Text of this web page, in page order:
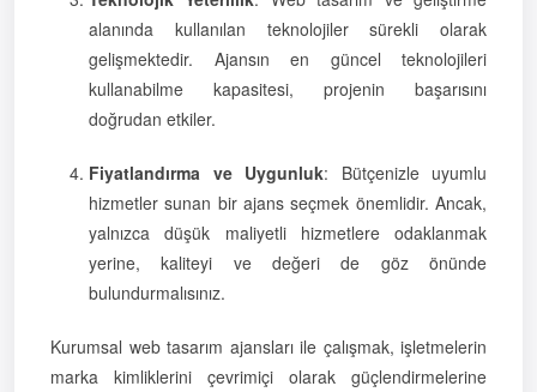
alanında kullanılan teknolojiler sürekli olarak
gelişmektedir. Ajansın en güncel teknolojileri
kullanabilme kapasitesi, projenin başarısını
doğrudan etkiler.
Fiyatlandırma ve Uygunluk: Bütçenizle uyumlu
hizmetler sunan bir ajans seçmek önemlidir. Ancak,
yalnızca düşük maliyetli hizmetlere odaklanmak
yerine, kaliteyi ve değeri de göz önünde
bulundurmalısınız.
Kurumsal web tasarım ajansları ile çalışmak, işletmelerin
marka kimliklerini çevrimiçi olarak güçlendirmelerine